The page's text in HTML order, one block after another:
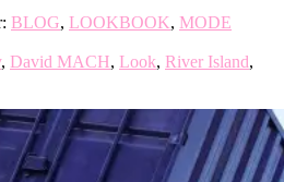
BLOG, LOOKBOOK, MODE
, David MACH, Look, River Island,